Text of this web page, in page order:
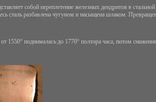
собой переплетение железных дендритов в
сталь разбавлена чугуном и насыщена шлаком.
1550° поднималась до 1770° полтора часа, потом